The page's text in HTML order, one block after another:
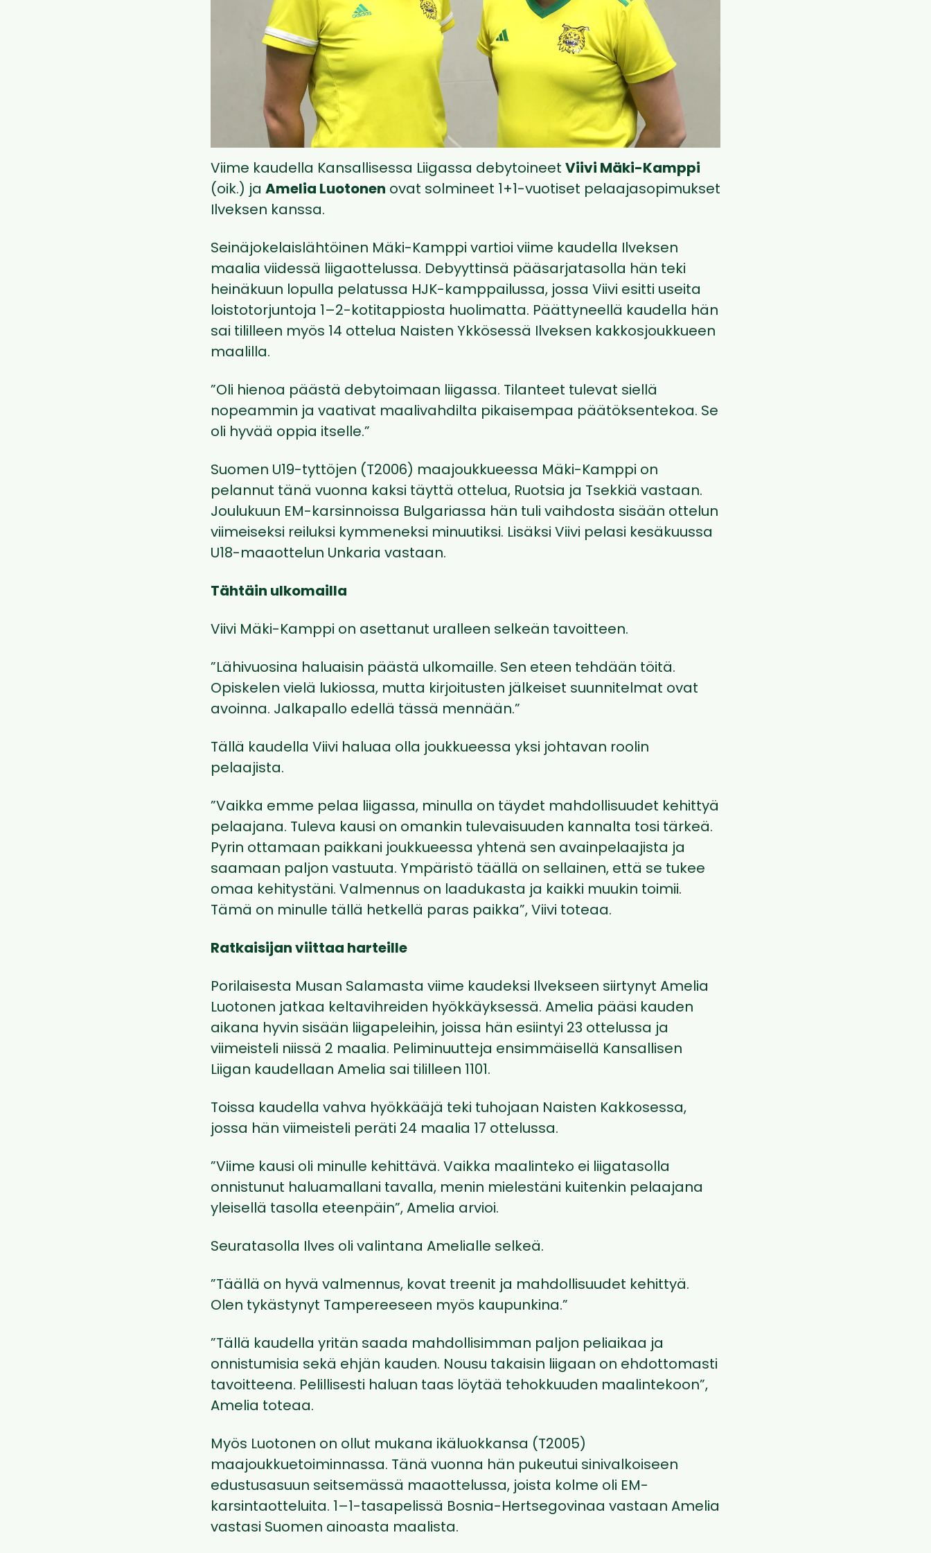
Viime kaudella Kansallisessa Liigassa debytoineet Viivi Mäki-Kamppi
(oik.) ja Amelia Luotonen ovat solmineet 1+1-vuotiset pelaajasopimukset
Ilveksen kanssa.
Seinäjokelaislähtöinen Mäki-Kamppi vartioi viime kaudella Ilveksen
maalia viidessä liigaottelussa. Debyyttinsä pääsarjatasolla hän teki
heinäkuun lopulla pelatussa HJK-kamppailussa, jossa Viivi esitti useita
loistotorjuntoja 1–2-kotitappiosta huolimatta. Päättyneellä kaudella hän
sai tililleen myös 14 ottelua Naisten Ykkösessä Ilveksen kakkosjoukkueen
maalilla.
”Oli hienoa päästä debytoimaan liigassa. Tilanteet tulevat siellä
nopeammin ja vaativat maalivahdilta pikaisempaa päätöksentekoa. Se
oli hyvää oppia itselle.”
Suomen U19-tyttöjen (T2006) maajoukkueessa Mäki-Kamppi on
pelannut tänä vuonna kaksi täyttä ottelua, Ruotsia ja Tsekkiä vastaan.
Joulukuun EM-karsinnoissa Bulgariassa hän tuli vaihdosta sisään ottelun
viimeiseksi reiluksi kymmeneksi minuutiksi. Lisäksi Viivi pelasi kesäkuussa
U18-maaottelun Unkaria vastaan.
Tähtäin ulkomailla
Viivi Mäki-Kamppi on asettanut uralleen selkeän tavoitteen.
”Lähivuosina haluaisin päästä ulkomaille. Sen eteen tehdään töitä.
Opiskelen vielä lukiossa, mutta kirjoitusten jälkeiset suunnitelmat ovat
avoinna. Jalkapallo edellä tässä mennään.”
Tällä kaudella Viivi haluaa olla joukkueessa yksi johtavan roolin
pelaajista.
”Vaikka emme pelaa liigassa, minulla on täydet mahdollisuudet kehittyä
pelaajana. Tuleva kausi on omankin tulevaisuuden kannalta tosi tärkeä.
Pyrin ottamaan paikkani joukkueessa yhtenä sen avainpelaajista ja
saamaan paljon vastuuta. Ympäristö täällä on sellainen, että se tukee
omaa kehitystäni. Valmennus on laadukasta ja kaikki muukin toimii.
Tämä on minulle tällä hetkellä paras paikka”, Viivi toteaa.
Ratkaisijan viittaa harteille
Porilaisesta Musan Salamasta viime kaudeksi Ilvekseen siirtynyt Amelia
Luotonen jatkaa keltavihreiden hyökkäyksessä. Amelia pääsi kauden
aikana hyvin sisään liigapeleihin, joissa hän esiintyi 23 ottelussa ja
viimeisteli niissä 2 maalia. Peliminuutteja ensimmäisellä Kansallisen
Liigan kaudellaan Amelia sai tililleen 1101.
Toissa kaudella vahva hyökkääjä teki tuhojaan Naisten Kakkosessa,
jossa hän viimeisteli peräti 24 maalia 17 ottelussa.
”Viime kausi oli minulle kehittävä. Vaikka maalinteko ei liigatasolla
onnistunut haluamallani tavalla, menin mielestäni kuitenkin pelaajana
yleisellä tasolla eteenpäin”, Amelia arvioi.
Seuratasolla Ilves oli valintana Amelialle selkeä.
”Täällä on hyvä valmennus, kovat treenit ja mahdollisuudet kehittyä.
Olen tykästynyt Tampereeseen myös kaupunkina.”
”Tällä kaudella yritän saada mahdollisimman paljon peliaikaa ja
onnistumisia sekä ehjän kauden. Nousu takaisin liigaan on ehdottomasti
tavoitteena. Pelillisesti haluan taas löytää tehokkuuden maalintekoon”,
Amelia toteaa.
Myös Luotonen on ollut mukana ikäluokkansa (T2005)
maajoukkuetoiminnassa. Tänä vuonna hän pukeutui sinivalkoiseen
edustusasuun seitsemässä maaottelussa, joista kolme oli EM-
karsintaotteluita. 1–1-tasapelissä Bosnia-Hertsegovinaa vastaan Amelia
vastasi Suomen ainoasta maalista.